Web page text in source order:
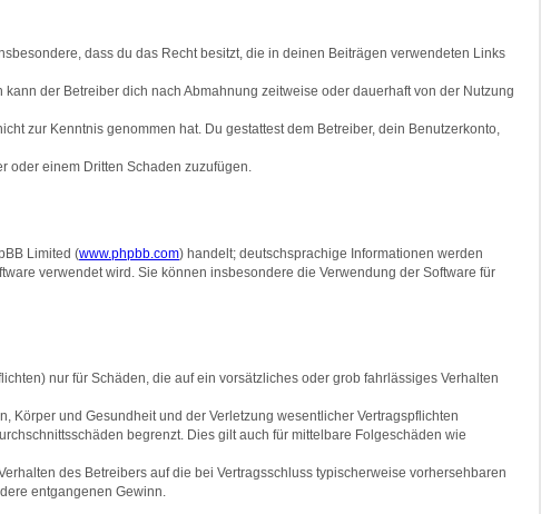
dass du das Recht besitzt, die in deinen Beiträgen verwendeten Links
der Betreiber dich nach Abmahnung zeitweise oder dauerhaft von der Nutzung
zur Kenntnis genommen hat. Du gestattest dem Betreiber, dein Benutzerkonto,
oder einem Dritten Schaden zuzufügen.
Limited (www.phpbb.com) handelt; deutschsprachige Informationen werden
verwendet wird. Sie können insbesondere die Verwendung der Software für
nur für Schäden, die auf ein vorsätzliches oder grob fahrlässiges Verhalten
Körper und Gesundheit und der Verletzung wesentlicher Vertragspflichten
begrenzt. Dies gilt auch für mittelbare Folgeschäden wie
des Betreibers auf die bei Vertragsschluss typischerweise vorhersehbaren
entgangenen Gewinn.